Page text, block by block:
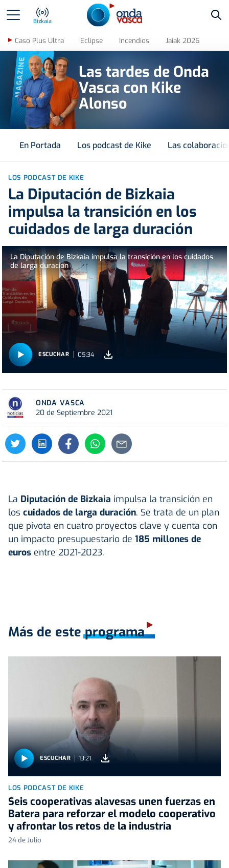
Bizkaia
Caso Plus Ultra Eclipse Incendios Jaiak 2026
MAGAZINE
Las tardes de Onda
Vasca con Kike
Alonso
En Portada Los podcast de Kike Las
LOS PODCAST DE KIKE
La Diputación de Bizkaia
impulsa la transición en los
cuidados de larga duración
La Diputación de Bizkaia impulsa la transición en los cuidados
de larga duración
ESCUCHAR 05:34
ONDA VASCA
20 de Septiembre 2021
La Diputación de Bizkaia impulsa la transición en
los cuidados de larga duración. Se trata de un plan
que pivota en cuatro proyectos clave y cuenta con
un impacto presupuestario de 185 millones de
euros entre 2021-2023.
Más de este programa
ESCUCHAR 13:21
LOS PODCAST DE KIKE
Seis cooperativas alavesas unen fuerzas en
Batera para reforzar el modelo cooperativo
y afrontar los retos de la industria
24 de Julio